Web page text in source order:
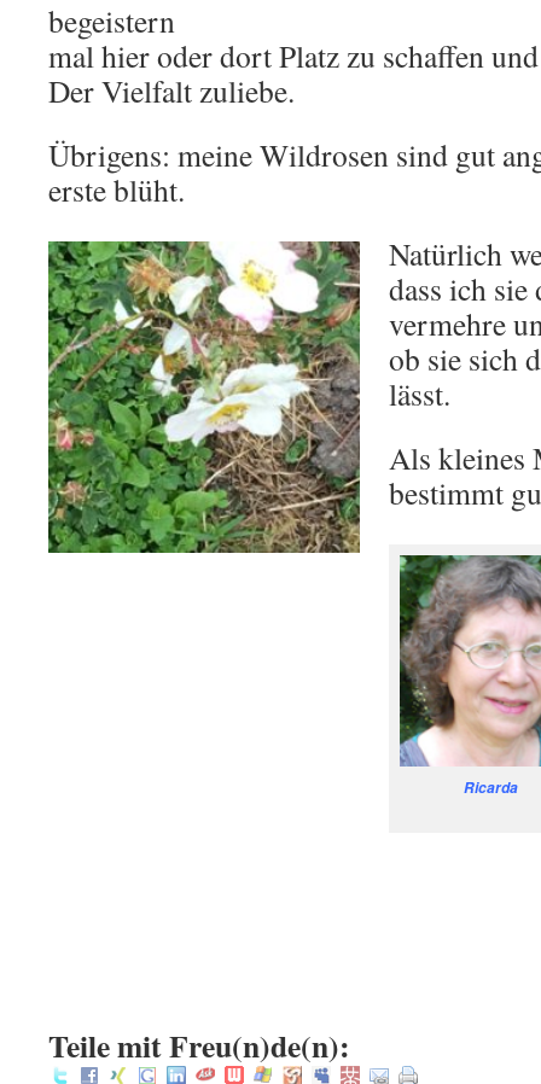
begeistern
mal hier oder dort Platz zu schaffen
Der Vielfalt zuliebe.
Übrigens: meine Wildrosen sind gut
erste blüht.
Natürlich
dass ich
vermehre
ob sie sich
lässt.
Als kleines
bestimmt
Ricarda
Teile mit Freu(n)de(n):